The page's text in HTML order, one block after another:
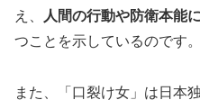
え、
人間の行動や防衛本能
つことを示しているのです。
また、「口裂け女」は日本